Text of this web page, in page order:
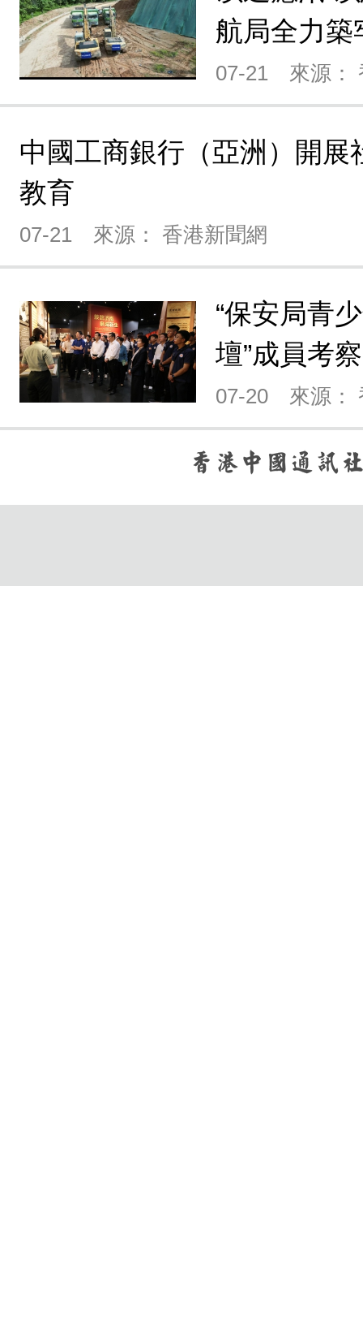
航局全力築
07-21 來源：
中國工商銀行（亞洲）開展
教育
07-21 來源： 香港新聞網
“保安局青
壇”成員考
07-20 來源：